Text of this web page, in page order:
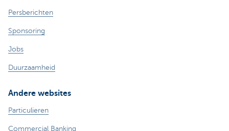
Persberichten
Sponsoring
Jobs
Duurzaamheid
Andere websites
Particulieren
Commercial Banking